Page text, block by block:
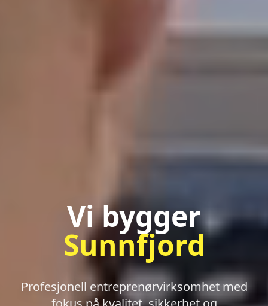
Vi bygger
Sunnfjord
Profesjonell entreprenørvirksomhet med